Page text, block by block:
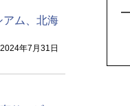
アム、北海
2024年7月31日